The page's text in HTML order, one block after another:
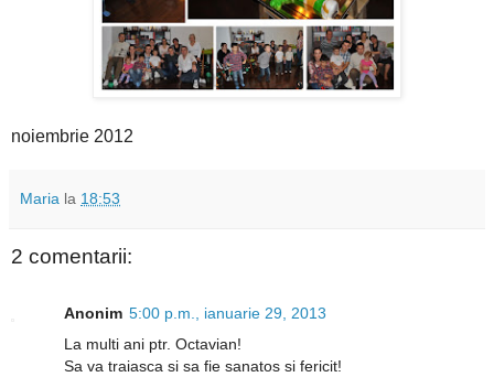
noiembrie 2012
Maria la 18:53
2 comentarii:
Anonim 5:00 p.m., ianuarie 29, 2013
La multi ani ptr. Octavian!
Sa va traiasca si sa fie sanatos si fericit!